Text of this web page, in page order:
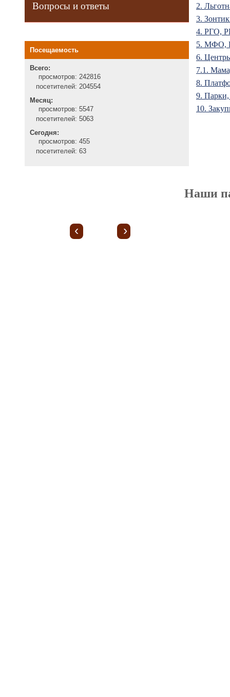
Вопросы и ответы
Посещаемость
Всего:
просмотров: 242816
посетителей: 204554
Месяц:
просмотров: 5547
посетителей: 5063
Сегодня:
просмотров: 455
посетителей: 63
2.
3.
4. РГО,
5. МФО,
6.
7.1.
8.
9.
10.
Наши
‹ ›